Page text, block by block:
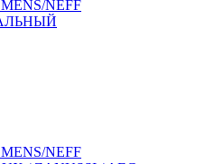
NEFF
NEFF